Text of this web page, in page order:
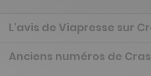
L'avis de Viapresse sur
Anciens numéros de